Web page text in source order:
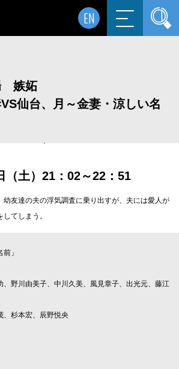
EN
嫉妬
仙台、月～金妻・涼しい名
（土）21：02～22：51
幼友達の夫の浮気調査に乗り出すが、夫には愛人が
てしまう。
」
、野川由美子、中川久美、風見章子、出光元、藤江
、杉本宏、辰野悦央